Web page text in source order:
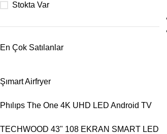
Stokta Var
En Çok Satılanlar
Şımart Airfryer
Phılıps The One 4K UHD LED Android TV
TECHWOOD 43" 108 EKRAN SMART LED